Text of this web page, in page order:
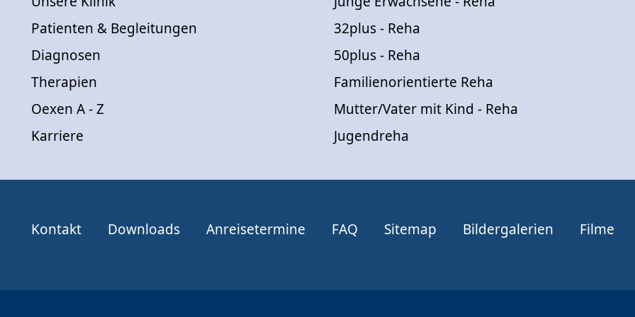
Patienten & Begleitungen
Diagnosen
Therapien
Oexen A - Z
Karriere
32plus - Reha
50plus - Reha
Familienorientierte Reha
Mutter/Vater mit Kind - Reha
Jugendreha
Kontakt Downloads Anreisetermine FAQ Sitemap Bildergalerien Filme